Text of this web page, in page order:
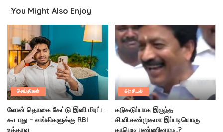
You Might Also Enjoy
செய்திகள்
லோன் தொகை கேட்டு இனி மிரட்ட
கூடாது – வங்கிகளுக்கு RBI
உத்தரவு
அரசியல்
கடுகடுப்பாக இருந்த
சி.வி.சண்முகமா இப்படியொரு
காமெடி பண்ணினாரு..?